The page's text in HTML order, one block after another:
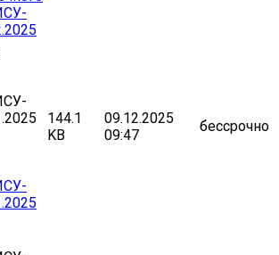
144.1
KB
09.12.2025
09:47
бессрочно